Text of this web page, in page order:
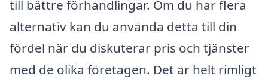
till bättre förhandlingar. Om du har flera
alternativ kan du använda detta till din
fördel när du diskuterar pris och tjänster
med de olika företagen. Det är helt rimligt